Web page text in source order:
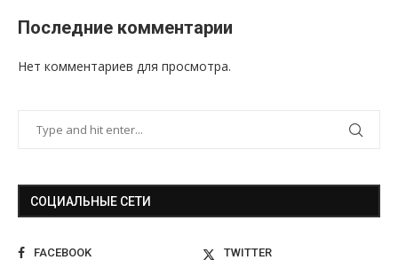
Последние комментарии
Нет комментариев для просмотра.
СОЦИАЛЬНЫЕ СЕТИ
FACEBOOK
TWITTER